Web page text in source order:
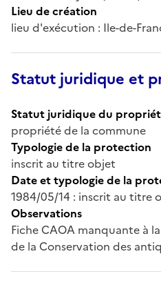
Lieu de création
lieu d'exécution : Ile-de-
Statut juridique et
Statut juridique du
propriété de la commune
Typologie de la protection
inscrit au titre objet
Date et typologie de la
1984/05/14 : inscrit au titre
Observations
Fiche CAOA manquante à
de la Conservation des